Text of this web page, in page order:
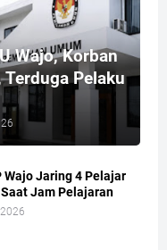
Wajo, Korban
Pelaku
Wajo Jaring 4 Pelajar
Jam Pelajaran